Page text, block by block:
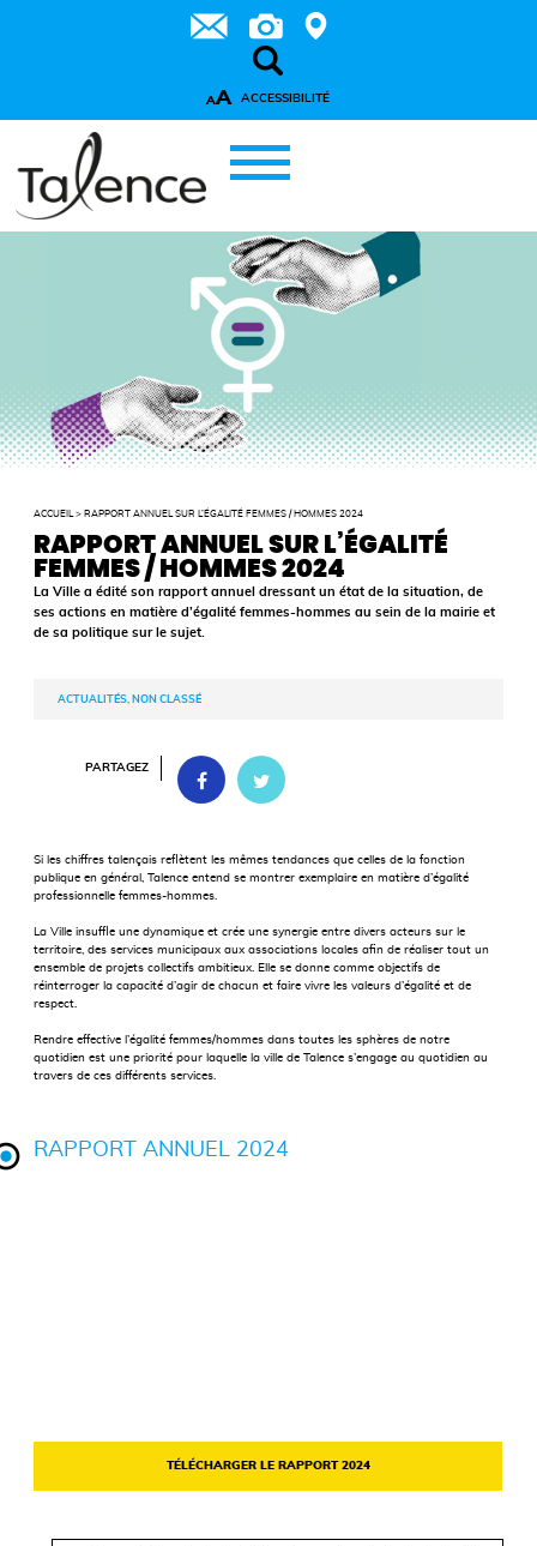
AA ACCESSIBILITÉ
ACCUEIL > RAPPORT ANNUEL SUR L’ÉGALITÉ FEMMES / HOMMES 2024
RAPPORT ANNUEL SUR L’ÉGALITÉ
FEMMES / HOMMES 2024
La Ville a édité son rapport annuel dressant un état de la situation, de
ses actions en matière d’égalité femmes-hommes au sein de la mairie et
de sa politique sur le sujet.
ACTUALITÉS, NON CLASSÉ
PARTAGEZ
Si les chiffres talençais reflètent les mêmes tendances que celles de la fonction
publique en général, Talence entend se montrer exemplaire en matière d’égalité
professionnelle femmes-hommes.
La Ville insuffle une dynamique et crée une synergie entre divers acteurs sur le
territoire, des services municipaux aux associations locales afin de réaliser tout un
ensemble de projets collectifs ambitieux. Elle se donne comme objectifs de
réinterroger la capacité d’agir de chacun et faire vivre les valeurs d’égalité et de
respect.
Rendre effective l’égalité femmes/hommes dans toutes les sphères de notre
quotidien est une priorité pour laquelle la ville de Talence s’engage au quotidien au
travers de ces différents services.
RAPPORT ANNUEL 2024
TÉLÉCHARGER LE RAPPORT 2024